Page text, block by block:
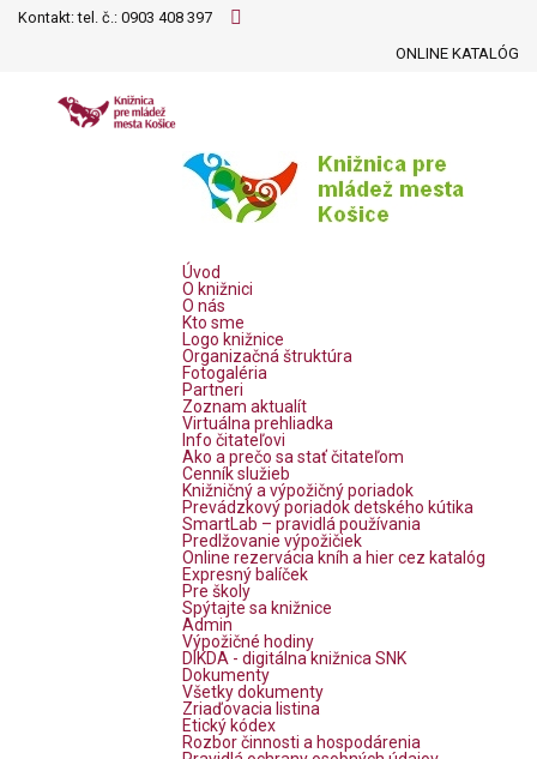
Kontakt: tel. č.: 0903 408 397
ONLINE KATALÓG
Úvod
O knižnici
O nás
Kto sme
Logo knižnice
Organizačná štruktúra
Fotogaléria
Partneri
Zoznam aktualít
Virtuálna prehliadka
Info čitateľovi
Ako a prečo sa stať čitateľom
Cenník služieb
Knižničný a výpožičný poriadok
Prevádzkový poriadok detského kútika
SmartLab – pravidlá používania
Predlžovanie výpožičiek
Online rezervácia kníh a hier cez katalóg
Expresný balíček
Pre školy
Spýtajte sa knižnice
Admin
Výpožičné hodiny
DIKDA - digitálna knižnica SNK
Dokumenty
Všetky dokumenty
Zriaďovacia listina
Etický kódex
Rozbor činnosti a hospodárenia